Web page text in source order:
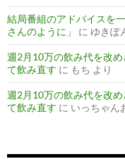
結局番組のアドバイスを
さんのように」
に ゆきぽ
週2月10万の飲み代を改
て飲み直す に もち より
週2月10万の飲み代を改
て飲み直す に いっちゃん